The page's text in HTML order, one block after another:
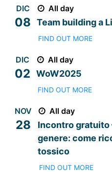
DIC
08
All day
Team building a
FIND OUT MORE
DIC
02
All day
WoW2025
FIND OUT MORE
NOV
28
All day
Incontro gratuito
genere: come
tossico
FIND OUT MORE